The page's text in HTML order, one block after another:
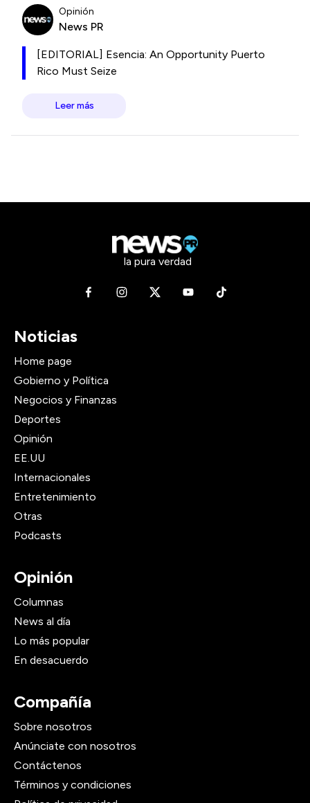
Opinión
News PR
[EDITORIAL] Esencia: An Opportunity Puerto
Rico Must Seize
Leer más
la pura verdad
Noticias
Home page
Gobierno y Política
Negocios y Finanzas
Deportes
Opinión
EE.UU
Internacionales
Entretenimiento
Otras
Podcasts
Opinión
Columnas
News al día
Lo más popular
En desacuerdo
Compañía
Sobre nosotros
Anúnciate con nosotros
Contáctenos
Términos y condiciones